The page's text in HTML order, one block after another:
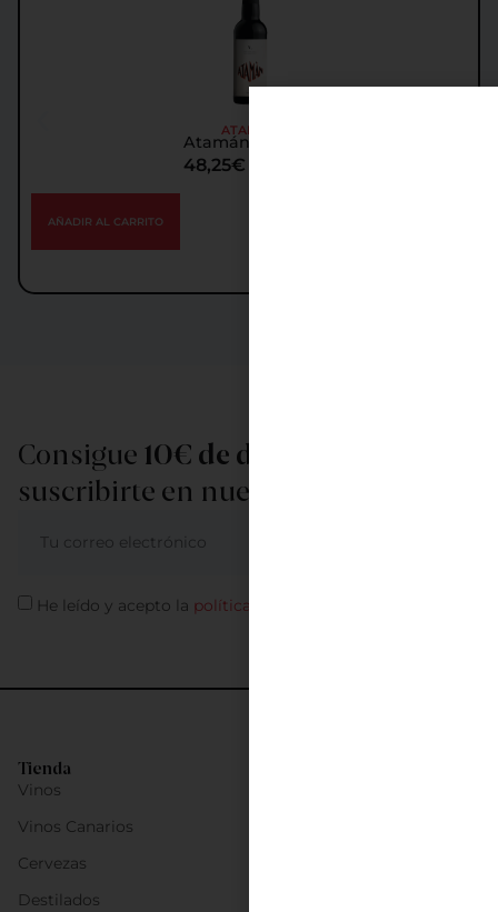
ATAMÁN
Atamán Vermut
48,25€
AÑADIR AL CARRITO
Tienda
Vinos
Vinos Canarios
Cervezas
Destilados
Consigue 10€ de descuento
suscribirte en nuestra newsletter
He leído y acepto la política de privacidad